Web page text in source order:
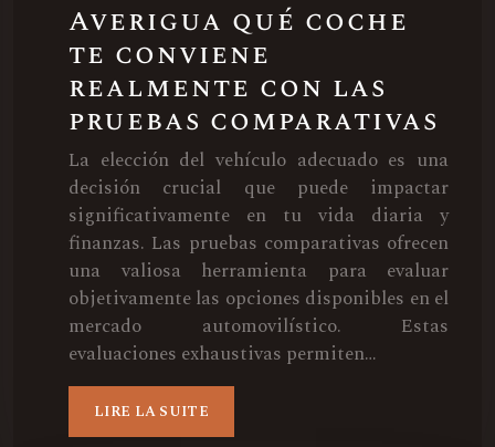
Averigua qué coche
te conviene
realmente con las
pruebas comparativas
La elección del vehículo adecuado es una
decisión crucial que puede impactar
significativamente en tu vida diaria y
finanzas. Las pruebas comparativas ofrecen
una valiosa herramienta para evaluar
objetivamente las opciones disponibles en el
mercado automovilístico. Estas
evaluaciones exhaustivas permiten…
LIRE LA SUITE